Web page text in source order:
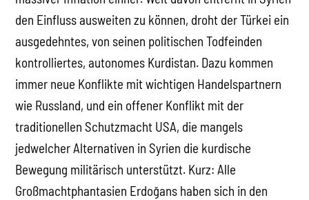
den Einfluss ausweiten zu können, droht der Türkei ein
ausgedehntes, von seinen politischen Todfeinden
kontrolliertes, autonomes Kurdistan. Dazu kommen
immer neue Konflikte mit wichtigen Handelspartnern
wie Russland, und ein offener Konflikt mit der
traditionellen Schutzmacht USA, die mangels
jedwelcher Alternativen in Syrien die kurdische
Bewegung militärisch unterstützt. Kurz: Alle
Großmachtphantasien Erdoğans haben sich in den